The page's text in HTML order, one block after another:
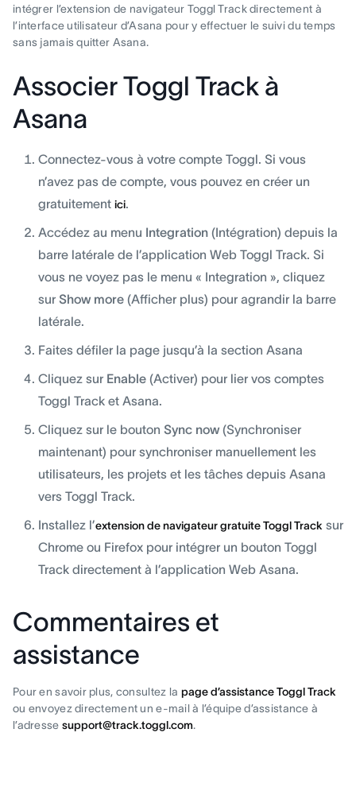
intégrer l’extension de navigateur Toggl Track directement à
l’interface utilisateur d’Asana pour y effectuer le suivi du temps
sans jamais quitter Asana.
Associer Toggl Track à
Asana
Connectez-vous à votre compte Toggl. Si vous
n’avez pas de compte, vous pouvez en créer un
gratuitement ici.
Accédez au menu Integration (Intégration) depuis la
barre latérale de l’application Web Toggl Track. Si
vous ne voyez pas le menu « Integration », cliquez
sur Show more (Afficher plus) pour agrandir la barre
latérale.
Faites défiler la page jusqu’à la section Asana
Cliquez sur Enable (Activer) pour lier vos comptes
Toggl Track et Asana.
Cliquez sur le bouton Sync now (Synchroniser
maintenant) pour synchroniser manuellement les
utilisateurs, les projets et les tâches depuis Asana
vers Toggl Track.
Installez l’extension de navigateur gratuite Toggl Track sur
Chrome ou Firefox pour intégrer un bouton Toggl
Track directement à l’application Web Asana.
Commentaires et
assistance
Pour en savoir plus, consultez la page d’assistance Toggl Track
ou envoyez directement un e-mail à l’équipe d’assistance à
l’adresse support@track.toggl.com.